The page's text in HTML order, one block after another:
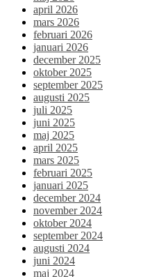
april 2026
mars 2026
februari 2026
januari 2026
december 2025
oktober 2025
september 2025
augusti 2025
juli 2025
juni 2025
maj 2025
april 2025
mars 2025
februari 2025
januari 2025
december 2024
november 2024
oktober 2024
september 2024
augusti 2024
juni 2024
maj 2024